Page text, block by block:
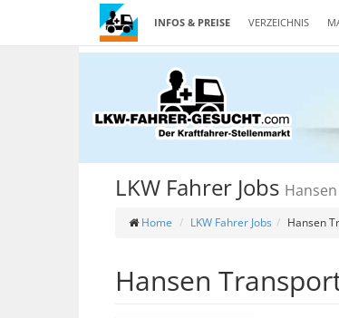
INFOS & PREISE VERZEICHNIS
LKW Fahrer Jobs
Home LKW Fahrer Jobs Hansen
Hansen